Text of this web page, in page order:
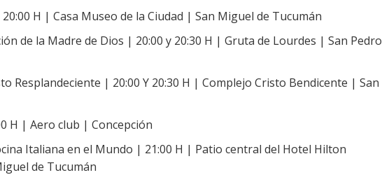
H | Casa Museo de la Ciudad | San Miguel de Tucumán
de la Madre de Dios | 20:00 y 20:30 H | Gruta de Lourdes | San Pedro
Resplandeciente | 20:00 Y 20:30 H | Complejo Cristo Bendicente | San
H | Aero club | Concepción
Italiana en el Mundo | 21:00 H | Patio central del Hotel Hilton
de Tucumán